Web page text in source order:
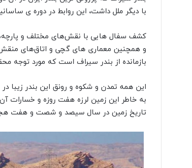
با دیگر ملل داشت، این روابط در دوره‌ ی
کشف سفال ‌هایی با نقش‌های مختلف و
و همچنین معماری‌ های گچی و اتاق‌های
بازمانده از بندر سیراف است که مورد توجه
این همه تمدن و شکوه و رونق این بندر زیبا
به خاطر این زمین لرزه هفت روزه و خسارات
تاریخ زمین در سال سیصد و شصت و هفت